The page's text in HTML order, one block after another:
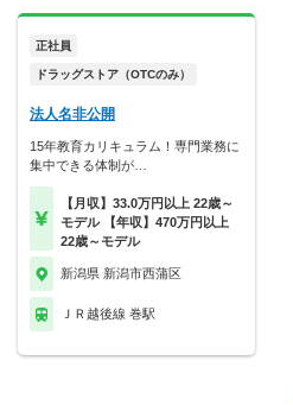
正社員
ドラッグストア（OTCのみ）
法人名非公開
15年教育カリキュラム！専門業務に
集中できる体制が…
【月収】33.0万円以上 22歳～
モデル 【年収】470万円以上
22歳～モデル
新潟県 新潟市西蒲区
ＪＲ越後線 巻駅